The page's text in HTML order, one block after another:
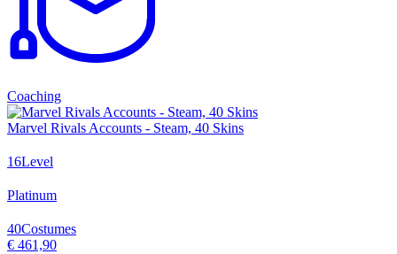
Coaching
Marvel Rivals Accounts - Steam, 40 Skins
16Level
Platinum
40Costumes
€ 461,90